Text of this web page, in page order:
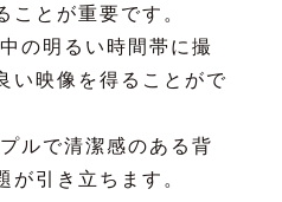
ことが重要です。
の明るい時間帯に撮
い映像を得ることがで
ルで清潔感のある背
が引き立ちます。